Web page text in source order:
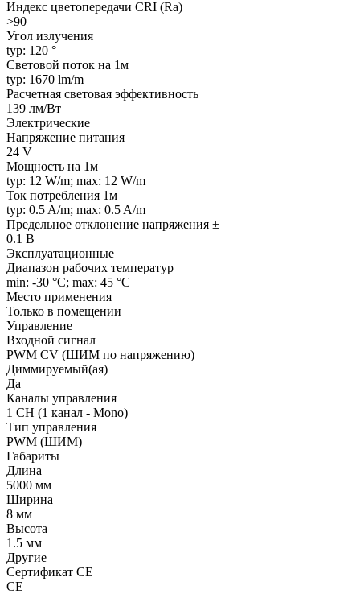
Индекс цветопередачи CRI (Ra)
>90
Угол излучения
typ: 120 °
Световой поток на 1м
typ: 1670 lm/m
Расчетная световая эффективность
139 лм/Вт
Электрические
Напряжение питания
24 V
Мощность на 1м
typ: 12 W/m; max: 12 W/m
Ток потребления 1м
typ: 0.5 A/m; max: 0.5 A/m
Предельное отклонение напряжения ±
0.1 В
Эксплуатационные
Диапазон рабочих температур
min: -30 °C; max: 45 °C
Место применения
Только в помещении
Управление
Входной сигнал
PWM СV (ШИМ по напряжению)
Диммируемый(ая)
Да
Каналы управления
1 CH (1 канал - Mono)
Тип управления
PWM (ШИМ)
Габариты
Длина
5000 мм
Ширина
8 мм
Высота
1.5 мм
Другие
Сертификат CE
CE